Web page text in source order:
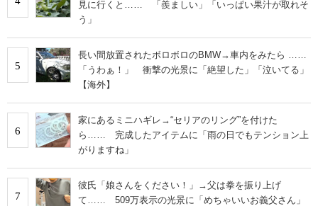
見に行くと…… 「羨ましい」「いっぱい果汁が取れそ
う」
5
長い間放置されたボロボロのBMW→車内をみたら ……
「うわぁ！」 衝撃の光景に「絶望した」「泣いてる」
【海外】
6
家にあるミニハギレ→“セリアのリング”を付けた
ら…… 完成したアイテムに「雨の日でもテンション上
がりますね」
7
彼氏「娘さんをください！」→父は拳を振り上げ
て…… 509万表示の光景に「めちゃいいお義父さん」